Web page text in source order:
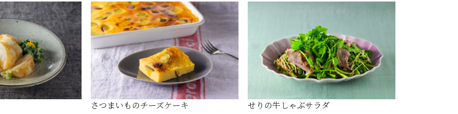
さつまいものチーズケーキ せりの牛しゃぶサラダ